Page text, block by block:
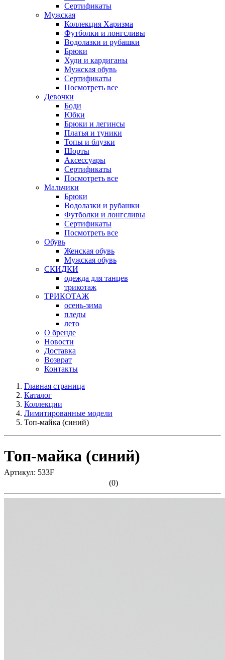
Сертификаты
Мужская
Коллекция Харизма
Футболки и лонгсливы
Водолазки и рубашки
Брюки
Худи и кардиганы
Мужская обувь
Сертификаты
Посмотреть все
Девочки
Боди
Юбки
Брюки и легинсы
Платья и туники
Топы и блузки
Шорты
Аксессуары
Сертификаты
Посмотреть все
Мальчики
Брюки
Водолазки и рубашки
Футболки и лонгсливы
Сертификаты
Посмотреть все
Обувь
Женская обувь
Мужская обувь
СКИДКИ
одежда для танцев
трикотаж
ТРИКОТАЖ
осень-зима
пледы
лето
О бренде
Новости
Доставка
Возврат
Контакты
Главная страница
Каталог
Коллекции
Лимитированные модели
Топ-майка (синий)
Топ-майка (синий)
Артикул: 533F
(0)